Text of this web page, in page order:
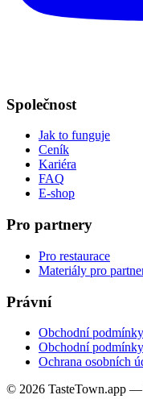
Společnost
Jak to funguje
Ceník
Kariéra
FAQ
E-shop
Pro partnery
Pro restaurace
Materiály pro
Právní
Obchodní podmínky
Obchodní
Ochrana osobních
© 2026 TasteTown.app —